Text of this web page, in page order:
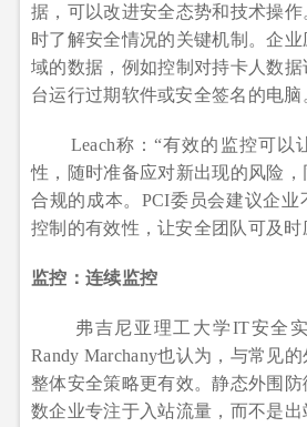
据，可以改进安全态势和技术操
时了解安全情况的关键机制。企
域的数据，例如控制对持卡人数
台运行过期软件或安全签名的电脑
Leach称：“有效的监控可以
性，随时准备应对新出现的风险
合规的成本。PCI委员会建议企业
控制的有效性，让安全团队可及时
监控：连续监控
弗吉尼亚理工大学IT安全
Randy Marchany也认为，与常见
整体安全策略更有效。静态外围
数企业专注于入站流量，而不是出